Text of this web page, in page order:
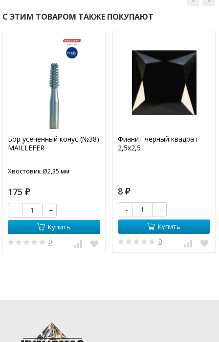
С ЭТИМ ТОВАРОМ ТАКЖЕ ПОКУПАЮТ
Бор усеченный конус (№38)
MAILLEFER
Хвостовик Ø2,35 мм
175 ₽
-
+
Купить
0
Фианит черный квадрат
2,5х2,5
8 ₽
-
+
Купить
0